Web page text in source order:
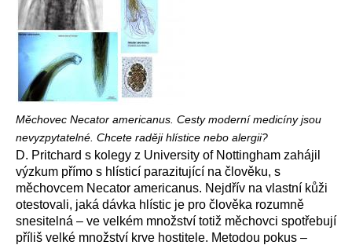
Měchovec Necator americanus. Cesty moderní medicíny jsou
nevyzpytatelné. Chcete raději hlístice nebo alergii?
D. Pritchard s kolegy z University of Nottingham zahájil
výzkum přímo s hlísticí parazitující na člověku, s
měchovcem Necator americanus. Nejdřív na vlastní kůži
otestovali, jaká dávka hlístic je pro člověka rozumně
snesitelná – ve velkém množství totiž měchovci spotřebují
příliš velké množství krve hostitele. Metodou pokus –